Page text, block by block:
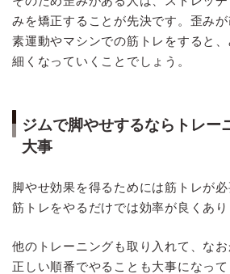
みを矯正することが先決です。歪み
素運動やマシンでの筋トレをすると
細くなっていくことでしょう。
ジムで脚やせするならトレー
大事
脚やせ効果を得るためには筋トレが
筋トレをやるだけでは効率が良くあり
他のトレーニングも取り入れて、な
正しい順番でやることも大事になっ